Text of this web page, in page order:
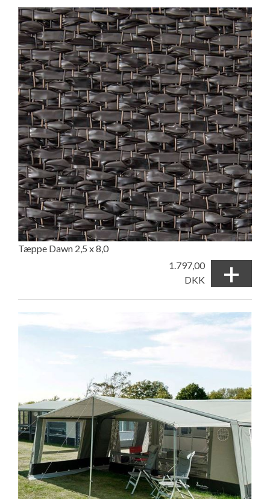
Tæppe Dawn 2,5 x 8,0
1.797,00
DKK
+